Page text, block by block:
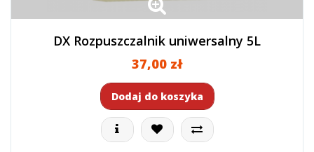
DX Rozpuszczalnik uniwersalny 5L
37,00 zł
Dodaj do koszyka